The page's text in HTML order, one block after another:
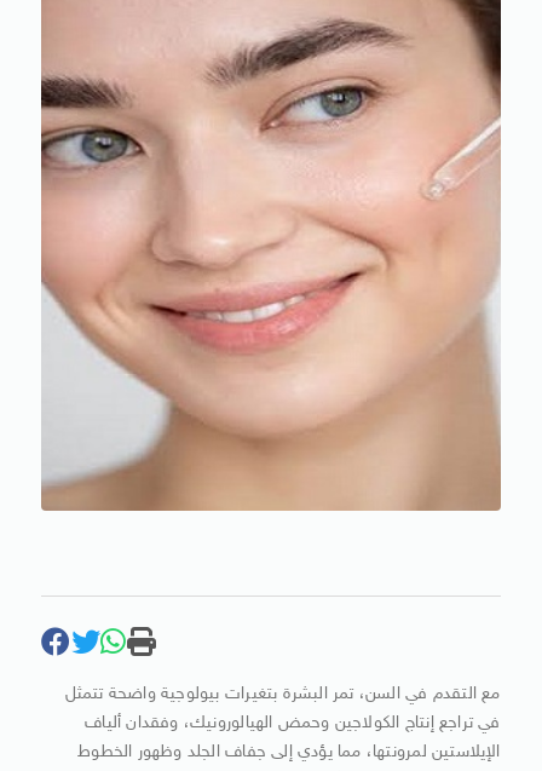
مع التقدم في السن، تمر البشرة بتغيرات بيولوجية واضحة تتمثل
في تراجع إنتاج الكولاجين وحمض الهيالورونيك، وفقدان ألياف
الإيلاستين لمرونتها، مما يؤدي إلى جفاف الجلد وظهور الخطوط